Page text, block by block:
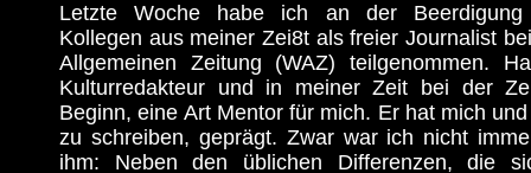
Letzte Woche habe ich an der Beerdigung
Kollegen aus meiner Zei8t als freier Journalist
Allgemeinen Zeitung (WAZ) teilgenommen.
Kulturredakteur und in meiner Zeit bei der
Beginn, eine Art Mentor für mich. Er hat mich
zu schreiben, geprägt. Zwar war ich nicht
ihm: Neben den üblichen Differenzen, die